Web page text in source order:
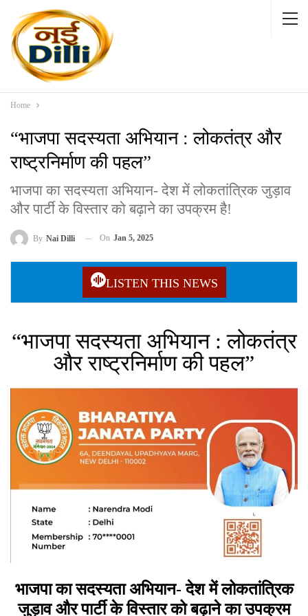
Home
“भाजपा सदस्यता अभियान : लोकतंत्र और
राष्ट्रनिर्माण की पहल”
भाजपा का सदस्यता अभियान- देश में लोकतांत्रिक जुड़ाव
और पार्टी के विस्तार को बढ़ाने का उपक्रम है!
By Nai Dilli On Jan 5, 2025
LISTEN THIS NEWS
“भाजपा सदस्यता अभियान : लोकतंत्र
और राष्ट्रनिर्माण की पहल”
भाजपा का सदस्यता अभियान- देश में लोकतांत्रिक
जुड़ाव और पार्टी के विस्तार को बढ़ाने का उपक्रम